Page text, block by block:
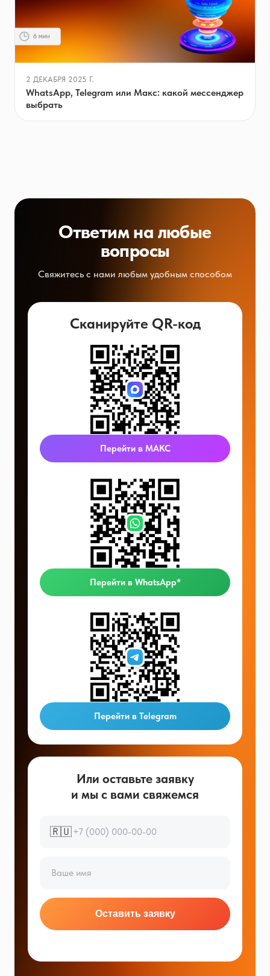
2 ДЕКАБРЯ 2025 Г.
WhatsApp, Telegram или Макс: какой мессенджер
выбрать
Ответим на любые
вопросы
Свяжитесь с нами любым удобным способом
Сканируйте QR-код
Перейти в МАКС
Перейти в WhatsApp*
Перейти в Telegram
Или оставьте заявку
и мы с вами свяжемся
🇷🇺
Оставить заявку